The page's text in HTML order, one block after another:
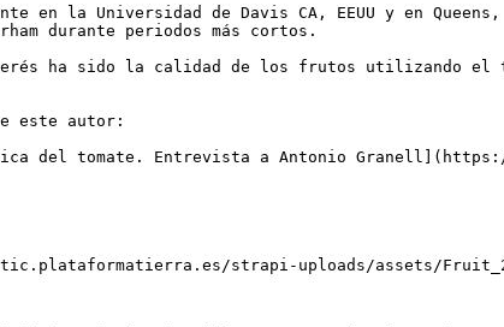
en la Universidad de Davis CA, EEUU y en
durante periodos más cortos.
ha sido la calidad de los frutos utilizando el
este autor:
del tomate. Entrevista a Antonio
strapi-uploads/assets/